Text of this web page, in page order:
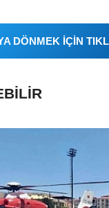
DÖNMEK İÇİN